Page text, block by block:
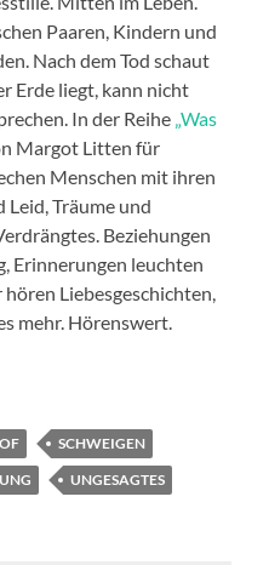
Paaren, Kindern und
Nach dem Tod schaut
Erde liegt, kann nicht
In der Reihe „Was
Margot Litten für
Menschen mit ihren
Träume und
Beziehungen
Erinnerungen leuchten
Liebesgeschichten,
mehr. Hörenswert.
SCHWEIGEN
UNGESAGTES